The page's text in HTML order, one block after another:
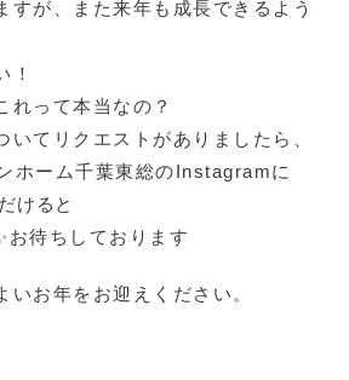
すが、また来年も成長できるよう
！
れって本当なの？
いてリクエストがありましたら、
ホーム千葉東総のInstagramに
けると
お待ちしております
いお年をお迎えください。